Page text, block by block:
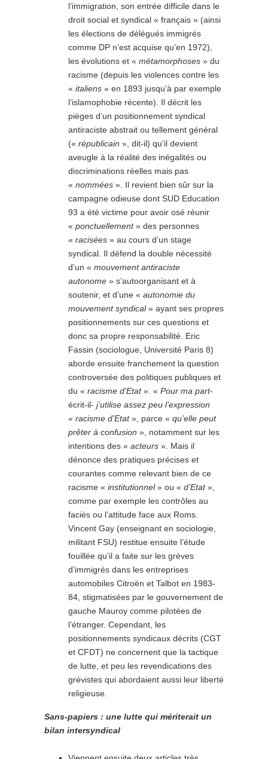
l’immigration, son entrée difficile dans le
droit social et syndical « français » (ainsi
les élections de délégués immigrés
comme DP n’est acquise qu’en 1972),
les évolutions et « métamorphoses » du
racisme (depuis les violences contre les
« italiens » en 1893 jusqu’à par exemple
l’islamophobie récente). Il décrit les
pièges d’un positionnement syndical
antiraciste abstrait ou tellement général
(« républicain », dit-il) qu’il devient
aveugle à la réalité des inégalités ou
discriminations réelles mais pas
« nommées ». Il revient bien sûr sur la
campagne odieuse dont SUD Education
93 a été victime pour avoir osé réunir
« ponctuellement» des personnes
« racisées » au cours d’un stage
syndical. Il défend la double nécessité
d’un « mouvement antiraciste
autonome » s’autoorganisant et à
soutenir, et d’une « autonomie du
mouvement syndical» ayant ses propres
positionnements sur ces questions et
donc sa propre responsabilité. Eric
Fassin (sociologue, Université Paris 8)
aborde ensuite franchement la question
controversée des politiques publiques et
du « racisme d’Etat». « Pour ma part-
écrit-il- j’utilise assez peu l’expression
« racisme d’Etat», parce « qu’elle peut
prêter à confusion », notamment sur les
intentions des « acteurs ». Mais il
dénonce des pratiques précises et
courantes comme relevant bien de ce
racisme « institutionnel» ou « d’Etat»,
comme par exemple les contrôles au
faciès ou l’attitude face aux Roms.
Vincent Gay (enseignant en sociologie,
militant FSU) restitue ensuite l’étude
fouillée qu’il a faite sur les grèves
d’immigrés dans les entreprises
automobiles Citroën et Talbot en 1983-
84, stigmatisées par le gouvernement de
gauche Mauroy comme pilotées de
l’étranger. Cependant, les
positionnements syndicaux décrits (CGT
et CFDT) ne concernent que la tactique
de lutte, et peu les revendications des
grévistes qui abordaient aussi leur liberté
religieuse.
Sans-papiers : une lutte qui mériterait un
bilan intersyndical